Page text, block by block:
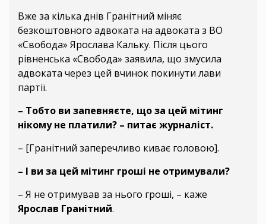
Вже за кілька днів Гранітний міняє
безкоштовного адвоката на адвоката з ВО
«Свобода» Ярослава Кальку. Після цього
рівненська «Свобода» заявила, що змусила
адвоката через цей вчинок покинути лави
партії.
– Тобто ви запевняєте, що за цей мітинг
нікому не платили? – питає журналіст.
– [Гранітний заперечливо киває головою].
– І ви за цей мітинг гроші не отримували?
– Я не отримував за нього гроші, – каже
Ярослав Гранітний.